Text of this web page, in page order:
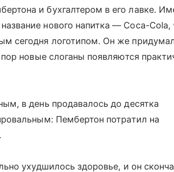
и бухгалтером в его лавке.
нового напитка — Coca-Cola,
сегодня логотипом. Он же
новые слоганы появляются
в день продавалось до десятка
Пембертон потратил на
ухудшилось здоровье, и он